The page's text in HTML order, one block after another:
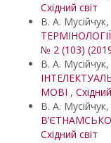
Східний світ
В. А. Мусійчук,
№ 2 (103)
В. А. Мусійчук,
МОВІ ,
В. А. Мусійчук,
Східний світ